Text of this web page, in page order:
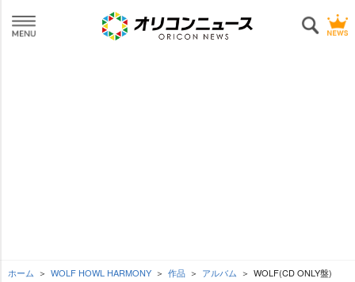
ホーム WOLF HOWL HARMONY 作品 アルバム WOLF(CD ONLY盤)